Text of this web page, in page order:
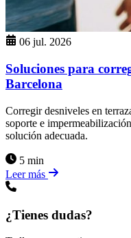
06 jul. 2026
Soluciones para
Barcelona
Corregir desniveles en
soporte e
solución adecuada.
5 min
Leer más
¿Tienes dudas?